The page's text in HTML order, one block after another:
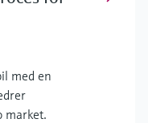
med en
market.